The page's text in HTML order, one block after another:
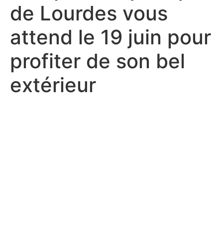
de Lourdes vous
attend le 19 juin pour
profiter de son bel
extérieur